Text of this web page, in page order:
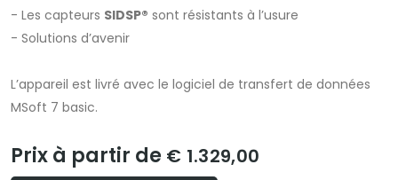
- Les capteurs SIDSP® sont résistants à l’usure
- Solutions d’avenir
L’appareil est livré avec le logiciel de transfert de données
MSoft 7 basic.
Prix à partir de € 1.329,00